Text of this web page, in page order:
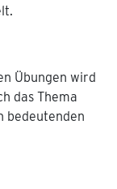
Übungen wird
das Thema
bedeutenden